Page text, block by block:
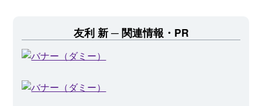
友利 新 関連情報・PR